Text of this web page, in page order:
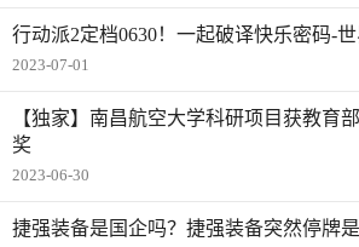
行动派2定档0630！一起破译快乐密码-
2023-07-01
【独家】南昌航空大学科研项目获教育
奖
2023-06-30
捷强装备是国企吗？捷强装备突然停牌